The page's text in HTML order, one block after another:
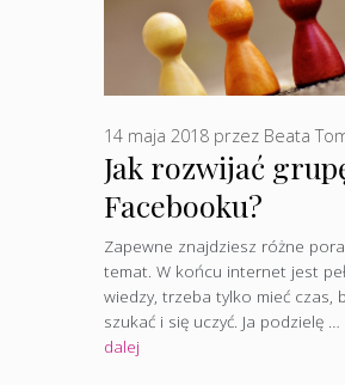
Jak rozwijać
Facebooku?
14 maja 2018 przez Beata
Zapewne znajdziesz różne
temat. W końcu internet jest
wiedzy, trzeba tylko mieć czas,
szukać i się uczyć. Ja podzielę …
dalej